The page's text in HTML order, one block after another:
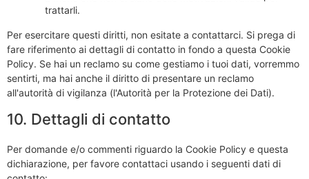
trattarli.
Per esercitare questi diritti, non esitate a contattarci. Si prega di
fare riferimento ai dettagli di contatto in fondo a questa Cookie
Policy. Se hai un reclamo su come gestiamo i tuoi dati, vorremmo
sentirti, ma hai anche il diritto di presentare un reclamo
all'autorità di vigilanza (l'Autorità per la Protezione dei Dati).
10. Dettagli di contatto
Per domande e/o commenti riguardo la Cookie Policy e questa
dichiarazione, per favore contattaci usando i seguenti dati di